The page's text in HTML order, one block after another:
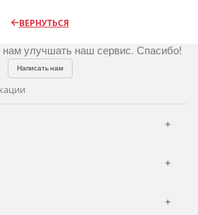
ВЕРНУТЬСЯ
улучшать наш сервис. Спасибо!
Написать нам